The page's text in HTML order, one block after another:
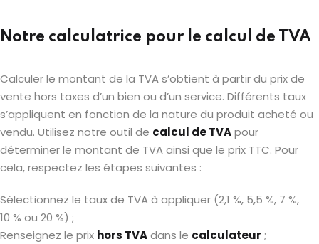
Notre calculatrice pour le calcul de TVA
Calculer le montant de la TVA s’obtient à partir du prix de
vente hors taxes d’un bien ou d’un service. Différents taux
s’appliquent en fonction de la nature du produit acheté ou
vendu. Utilisez notre outil de calcul de TVApour
déterminer le montant de TVA ainsi que le prix TTC. Pour
cela, respectez les étapes suivantes :
Sélectionnez le taux de TVA à appliquer (2,1 %, 5,5 %, 7 %,
10 % ou 20 %) ;
Renseignez le prix hors TVAdans le calculateur ;